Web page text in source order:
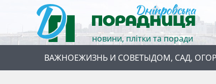
новини, плітки та поради
ВАЖНОЕЖИЗНЬ И СОВЕТЫДОМ, САД,